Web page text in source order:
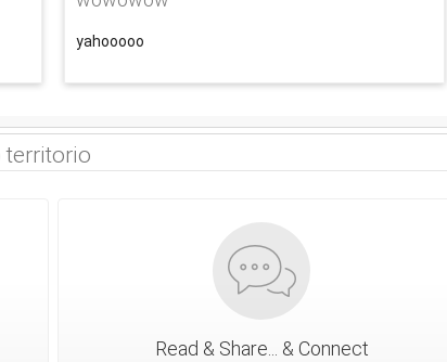
yahooooo
territorio
Read & Share... & Connect